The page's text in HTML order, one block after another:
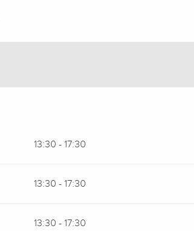
13:30 - 17:30
13:30 - 17:30
13:30 - 17:30